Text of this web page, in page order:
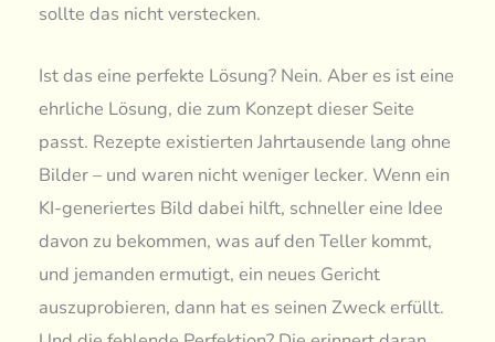
sollte das nicht verstecken.
Ist das eine perfekte Lösung? Nein. Aber es ist eine
ehrliche Lösung, die zum Konzept dieser Seite
passt. Rezepte existierten Jahrtausende lang ohne
Bilder – und waren nicht weniger lecker. Wenn ein
KI-generiertes Bild dabei hilft, schneller eine Idee
davon zu bekommen, was auf den Teller kommt,
und jemanden ermutigt, ein neues Gericht
auszuprobieren, dann hat es seinen Zweck erfüllt.